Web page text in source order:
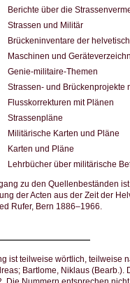
Berichte über die
Strassen und Militär
Brückeninventare der
Maschinen und
Genie-militaire-Themen
Strassen- und Brückenprojekte
Flusskorrekturen mit Plänen
Strassenpläne
Militärische Karten und Pläne
Karten und Pläne
Lehrbücher über militärische
zu den Quellenbeständen
der Acten aus der Zeit der
Rufer, Bern 1886–1966.
ist teilweise wörtlich, teilweise
Bartlome, Niklaus